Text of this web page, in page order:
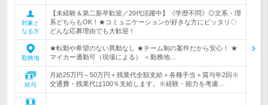
対象と
なる方
【未経験＆第二新卒歓迎／20代活躍中】《学歴不問》◎文系・理
系どちらもOK！★コミュニケーションが好きな方にピッタリ◇
どんな応募理由でも大歓迎！
勤務地
★転勤や希望のない異動なし ★チーム制の案件だから安心！ ★
マイカー通勤可（現場による） ＜勤務地…
給与
月給25万円～50万円＋残業代全額支給＋各種手当＋賞与年2回※
交通費・残業代は100％支給します。※経験・能力を考慮…